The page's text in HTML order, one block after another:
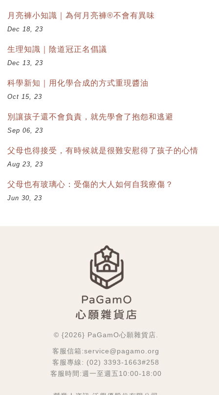
月亮褲小知識｜為何月亮褲®不會有異味
Dec 18, 23
生理知識｜陰道冠正名倡議
Dec 13, 23
科學新知｜用化學合成的方式重現醬油
Oct 15, 23
別讓孩子還不會負責，就先學會了抱怨和逃避
Sep 06, 23
父母也得接受，有時候就是很難安慰得了孩子的心情
Aug 23, 23
父母也有玻璃心：受傷的大人如何自我療傷？
Jun 30, 23
© {2026} PaGamO心願雜貨店.
客服信箱:service@pagamo.org
客服專線: (02) 3393-1663#258
客服時間:週一至週五10:00-18:00